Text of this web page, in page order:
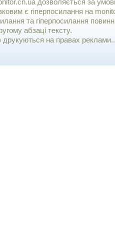
дозволяється за
є гiперпосилання на
та гіперпосилання
абзаці тексту.
друкуються на правах реклами..